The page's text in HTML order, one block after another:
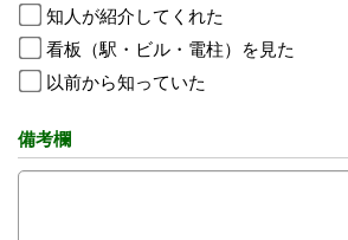
知人が紹介してくれた
看板（駅・ビル・電柱）を見た
以前から知っていた
備考欄